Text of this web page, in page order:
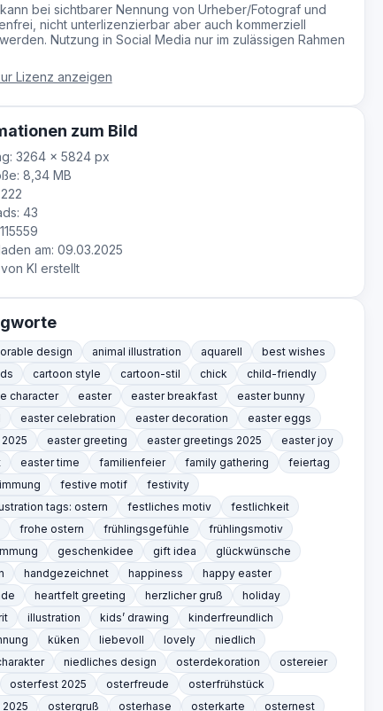
bei sichtbarer Nennung von Urheber/Fotograf und
nicht unterlizenzierbar aber auch kommerziell
Nutzung in Social Media nur im zulässigen Rahmen
Lizenz anzeigen
zum Bild
3264 × 5824 px
8,34 MB
43
am: 09.03.2025
KI erstellt
design animal illustration aquarell
best wishes
cartoon style cartoon-stil chick
child-friendly
character easter easter breakfast
easter bunny
easter celebration easter decoration
easter eggs
easter greeting easter greetings 2025
easter joy
easter time familienfeier family gathering
feiertag
festive motif
festivity
tags: ostern
festliches motiv
festlichkeit
frohe ostern frühlingsgefühle
frühlingsmotiv
geschenkidee gift idea
glückwünsche
handgezeichnet happiness
happy easter
heartfelt greeting herzlicher gruß
holiday
illustration kids’ drawing
kinderfreundlich
küken liebevoll lovely
niedlich
niedliches design osterdekoration
ostereier
osterfest 2025 osterfreude
osterfrühstück
ostergruß osterhase osterkarte osternest